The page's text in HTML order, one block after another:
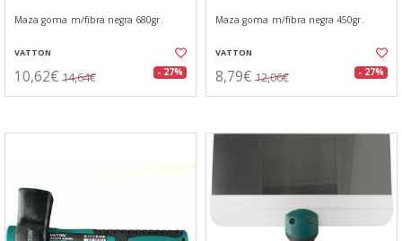
Maza goma m/fibra negra 680gr.
VATTON
10,62€ 14,64€ - 27%
Maza goma m/fibra negra 450gr.
VATTON
8,79€ 12,06€ - 27%